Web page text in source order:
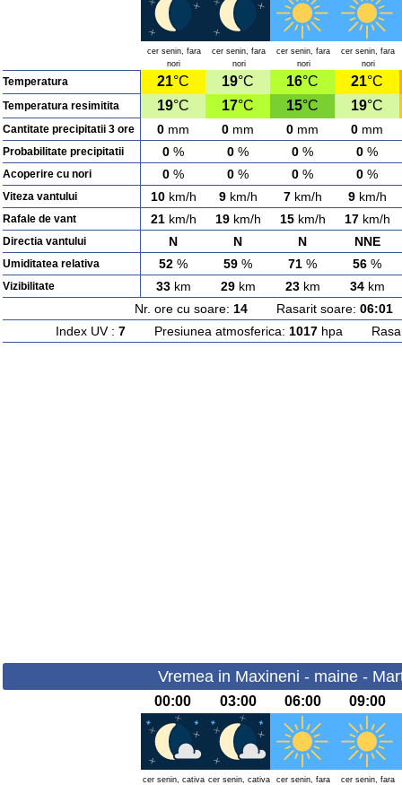
cer senin, fara
nori
cer senin, fara
nori
cer senin, fara
nori
cer senin, fara
nori
Temperatura 21°C 19°C 16°C 21°C
Temperatura resimitita 19°C 17°C 15°C 19°C
Cantitate precipitatii 3 ore 0 mm 0 mm 0 mm 0 mm
Probabilitate precipitatii 0 % 0 % 0 % 0 %
Acoperire cu nori 0 % 0 % 0 % 0 %
Viteza vantului 10km/h 9km/h 7km/h 9km/h
Rafale de vant 21km/h 19km/h 15km/h 17km/h
Directia vantului N N N NNE
Umiditatea relativa 52 % 59 % 71 % 56 %
Vizibilitate 33km 29km 23km 34km
Nr. ore cu soare: 14Rasarit soare: 06:01
Index UV : 7Presiunea atmosferica: 1017hpa
Vremea in Maxineni - maine -
00:00 03:00 06:00 09:00
cer senin, cativa cer senin, cativa
cer senin, fara
cer senin, fara